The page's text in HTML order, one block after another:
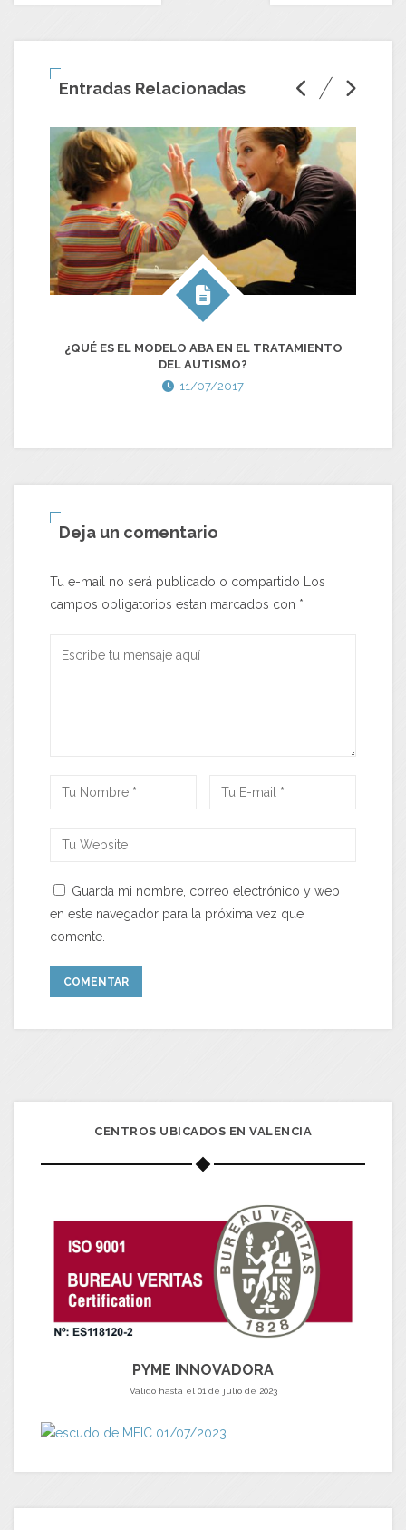
Entradas Relacionadas
¿QUÉ ES EL MODELO ABA EN EL TRATAMIENTO
DEL AUTISMO?
11/07/2017
Deja un comentario
Tu e-mail no será publicado o compartido Los
campos obligatorios estan marcados con *
Guarda mi nombre, correo electrónico y web
en este navegador para la próxima vez que
comente.
CENTROS UBICADOS EN VALENCIA
PYME INNOVADORA
Válido hasta el 01 de julio de 2023